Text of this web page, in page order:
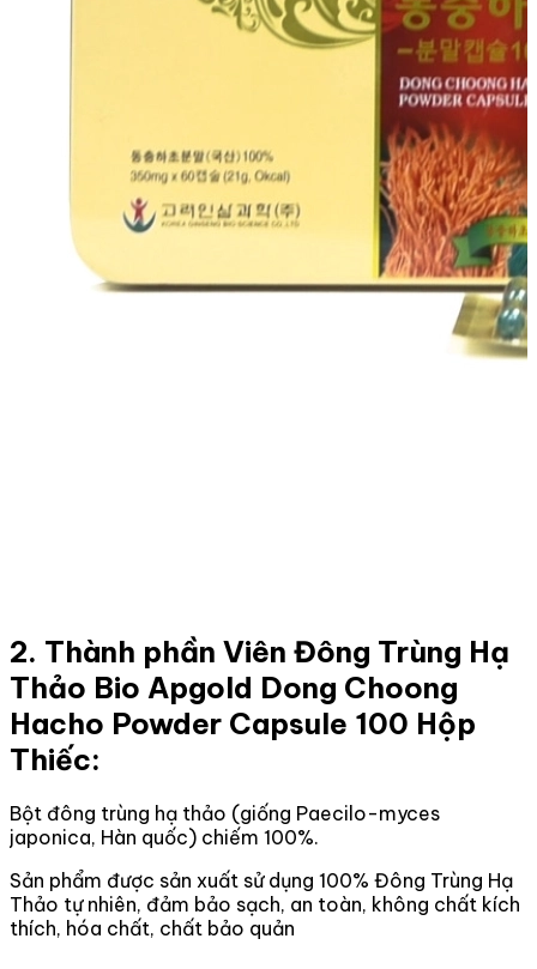
2. Thành phần Viên Đông Trùng Hạ
Thảo Bio Apgold Dong Choong
Hacho Powder Capsule 100 Hộp
Thiếc:
Bột đông trùng hạ thảo (giống Paecilo-myces
japonica, Hàn quốc) chiếm 100%.
Sản phẩm được sản xuất sử dụng 100% Đông Trùng Hạ
Thảo tự nhiên, đảm bảo sạch, an toàn, không chất kích
thích, hóa chất, chất bảo quản